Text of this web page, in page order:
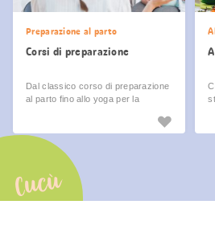
Preparazione al parto
Corsi di preparazione
Dal classico corso di preparazione
al parto fino allo yoga per la
Cucù